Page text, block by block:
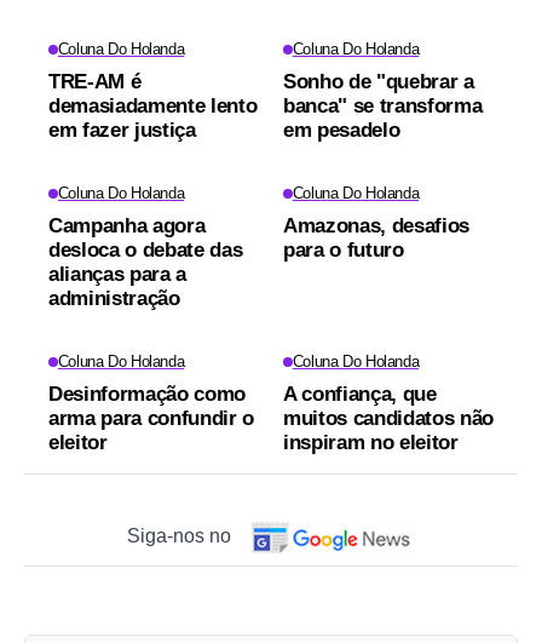
Coluna Do Holanda
TRE-AM é
demasiadamente lento
em fazer justiça
Coluna Do Holanda
Sonho de "quebrar a
banca" se transforma
em pesadelo
Coluna Do Holanda
Campanha agora
desloca o debate das
alianças para a
administração
Coluna Do Holanda
Amazonas, desafios
para o futuro
Coluna Do Holanda
Desinformação como
arma para confundir o
eleitor
Coluna Do Holanda
A confiança, que
muitos candidatos não
inspiram no eleitor
Siga-nos no